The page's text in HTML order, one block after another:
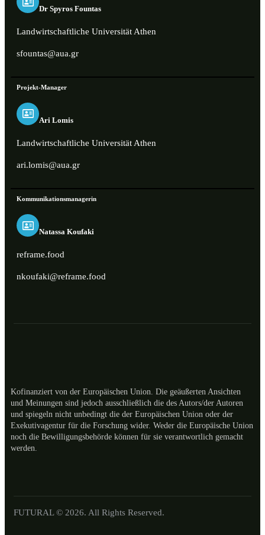
Dr Spyros Fountas
Landwirtschaftliche Universität Athen
sfountas@aua.gr
Projekt-Manager
Ari Lomis
Landwirtschaftliche Universität Athen
ari.lomis@aua.gr
Kommunikationsmanagerin
Natassa Koufaki
reframe.food
nkoufaki@reframe.food
Kofinanziert von der Europäischen Union. Die geäußerten Ansichten
und Meinungen sind jedoch ausschließlich die des Autors/der Autoren
und spiegeln nicht unbedingt die der Europäischen Union oder der
Exekutivagentur für die Forschung wider. Weder die Europäische Union
noch die Bewilligungsbehörde können für sie verantwortlich gemacht
werden.
FUTURAL © 2026. All Rights Reserved.